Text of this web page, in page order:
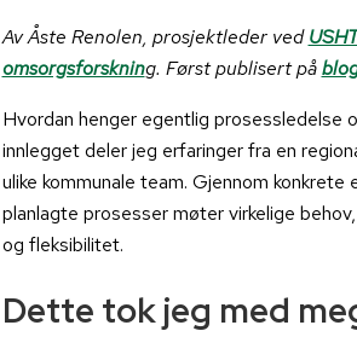
Av Åste Renolen, prosjektleder ved
omsorgsforskning. Først publisert på
Hvordan henger egentlig prosessledelse
innlegget deler jeg erfaringer fra en
ulike kommunale team. Gjennom
planlagte prosesser møter virkelige
og fleksibilitet.
Dette tok jeg med